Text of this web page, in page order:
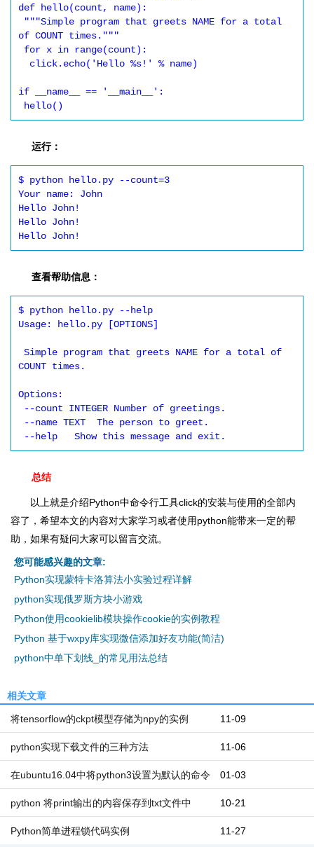
def hello(count, name):
of COUNT times."""
if __name__ == '__main__':
hello()
运行：
$ python hello.py --count=3
Your name: John
Hello John!
Hello John!
Hello John!
查看帮助信息：
$ python hello.py --help
Usage: hello.py [OPTIONS]
COUNT times.
Options:
--help   Show this message and exit.
总结
以上就是介绍Python中命令行工具click的安装与使用的全部内
容了，希望本文的内容对大家学习或者使用python能带来一定的帮
助，如果有疑问大家可以留言交流。
您可能感兴趣的文章:
Python实现蒙特卡洛算法小实验过程详解
python实现俄罗斯方块小游戏
Python使用cookielib模块操作cookie的实例教程
Python 基于wxpy库实现微信添加好友功能(简洁)
python中单下划线_的常见用法总结
相关文章
11-09
将tensorflow的ckpt模型存储为npy的实例
11-06
python实现下载文件的三种方法
01-03
在ubuntu16.04中将python3设置为默认的命令
写法 10-21
python 将print输出的内容保存到txt文件中
11-27
Python简单进程锁代码实例